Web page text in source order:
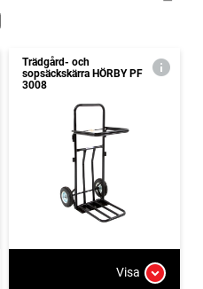
Trädgård- och
sopsäckskärra HÖRBY PF
3008
Visa